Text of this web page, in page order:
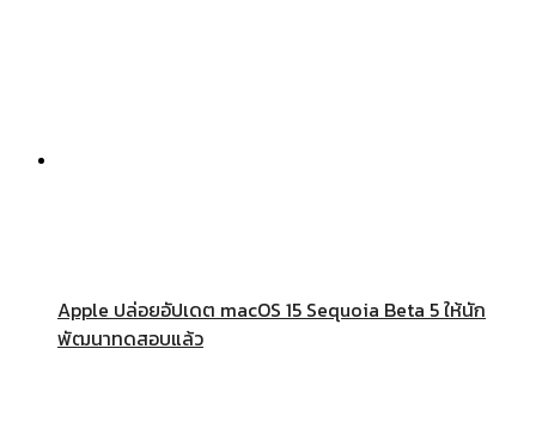
Apple ปล่อยอัปเดต macOS 15 Sequoia Beta 5 ให้นัก
พัฒนาทดสอบแล้ว